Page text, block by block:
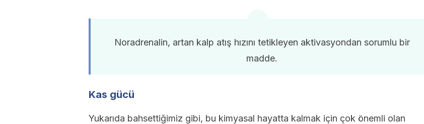
Noradrenalin, artan kalp atış hızını tetikleyen aktivasyondan sorumlu bir
madde.
Kas gücü
Yukarıda bahsettiğimiz gibi, bu kimyasal hayatta kalmak için çok önemli olan